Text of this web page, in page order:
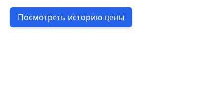
Посмотреть историю цены